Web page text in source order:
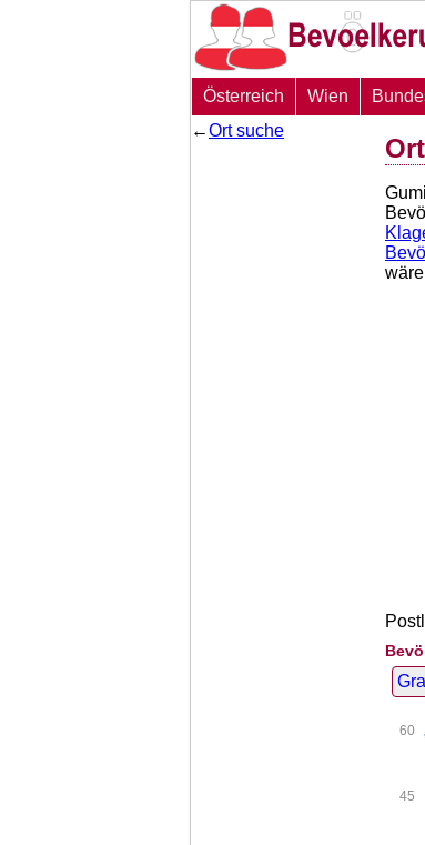
Österreich Wien
←Ort suche
45
60